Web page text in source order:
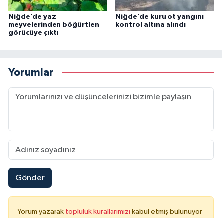
Niğde’de yaz
meyvelerinden böğürtlen
görücüye çıktı
Niğde’de kuru ot yangını
kontrol altına alındı
Yorumlar
Gönder
Yorum yazarak topluluk kurallarımızı kabul etmiş bulunuyor